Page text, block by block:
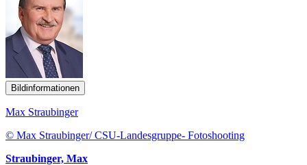
Bildinformationen
Max Straubinger
© Max Straubinger/ CSU-Landesgruppe- Fotoshooting
Straubinger, Max